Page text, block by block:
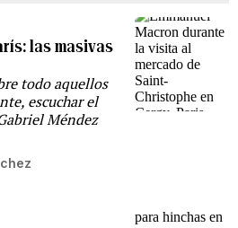
las masivas
todo aquellos
escuchar el
Méndez